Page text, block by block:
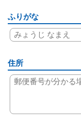
ふりがな
住所